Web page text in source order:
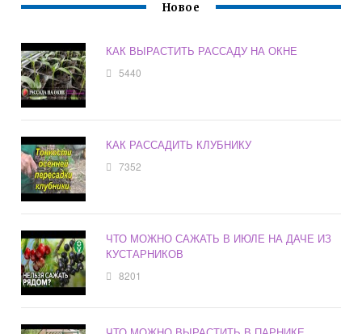
Новое
КАК ВЫРАСТИТЬ РАССАДУ НА ОКНЕ
5440
КАК РАССАДИТЬ КЛУБНИКУ
7352
ЧТО МОЖНО САЖАТЬ В ИЮЛЕ НА ДАЧЕ ИЗ
КУСТАРНИКОВ
8201